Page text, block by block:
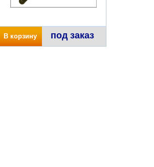
В корзину под заказ